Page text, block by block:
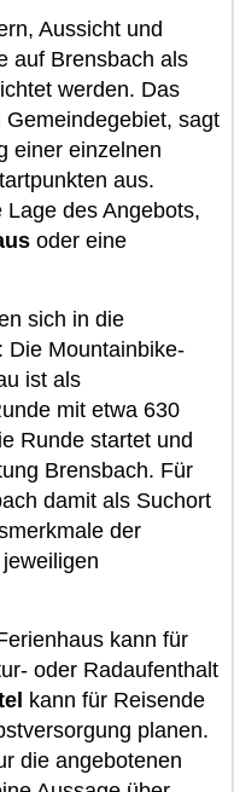
Aussicht und
auf Brensbach als
werden. Das
sagt
einer einzelnen
aus.
des Angebots,
oder eine
sich in die
Die Mountainbike-
ist als
mit etwa 630
Runde startet und
Brensbach. Für
damit als Suchort
der
kann für
oder Radaufenthalt
kann für Reisende
planen.
die angebotenen